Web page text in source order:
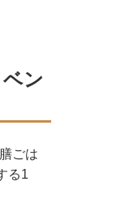
ン
ごは
る1